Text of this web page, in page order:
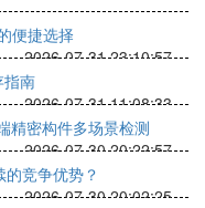
便捷选择
2026-07-31 23:10:57
指南
2026-07-31 11:08:33
精密构件多场景检测
2026-07-30 20:22:57
竞争优势？
2026-07-30 20:02:25